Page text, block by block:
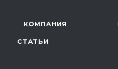
КОМПАНИЯ
СТАТЬИ